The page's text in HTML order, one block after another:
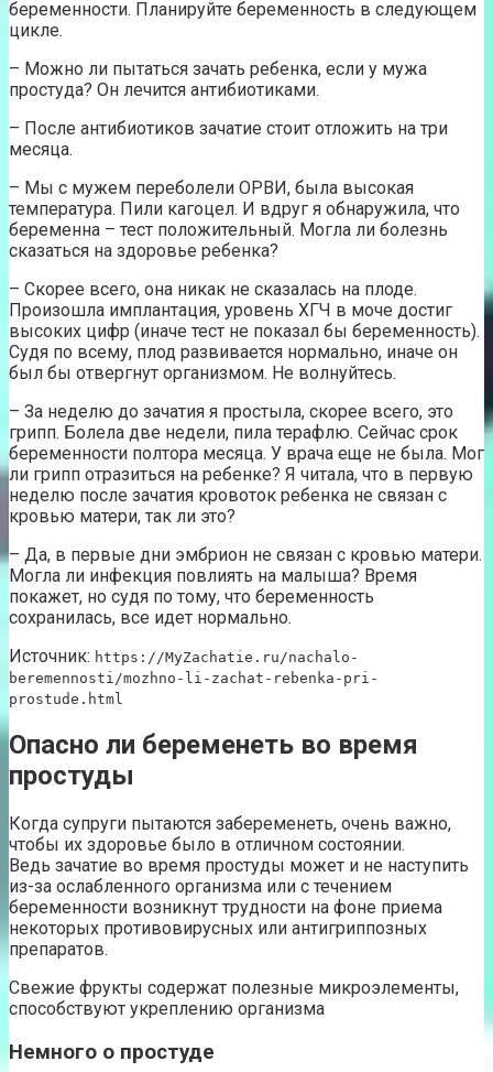
беременности. Планируйте беременность в следующем
цикле.
– Можно ли пытаться зачать ребенка, если у мужа
простуда? Он лечится антибиотиками.
– После антибиотиков зачатие стоит отложить на три
месяца.
– Мы с мужем переболели ОРВИ, была высокая
температура. Пили кагоцел. И вдруг я обнаружила, что
беременна – тест положительный. Могла ли болезнь
сказаться на здоровье ребенка?
– Скорее всего, она никак не сказалась на плоде.
Произошла имплантация, уровень ХГЧ в моче достиг
высоких цифр (иначе тест не показал бы беременность).
Судя по всему, плод развивается нормально, иначе он
был бы отвергнут организмом. Не волнуйтесь.
– За неделю до зачатия я простыла, скорее всего, это
грипп. Болела две недели, пила терафлю. Сейчас срок
беременности полтора месяца. У врача еще не была. Мог
ли грипп отразиться на ребенке? Я читала, что в первую
неделю после зачатия кровоток ребенка не связан с
кровью матери, так ли это?
– Да, в первые дни эмбрион не связан с кровью матери.
Могла ли инфекция повлиять на малыша? Время
покажет, но судя по тому, что беременность
сохранилась, все идет нормально.
Источник: https://MyZachatie.ru/nachalo-
beremennosti/mozhno-li-zachat-rebenka-pri-
prostude.html
Опасно ли беременеть во время
простуды
Когда супруги пытаются забеременеть, очень важно,
чтобы их здоровье было в отличном состоянии.
Ведь зачатие во время простуды может и не наступить
из-за ослабленного организма или с течением
беременности возникнут трудности на фоне приема
некоторых противовирусных или антигриппозных
препаратов.
Свежие фрукты содержат полезные микроэлементы,
способствуют укреплению организма
Немного о простуде